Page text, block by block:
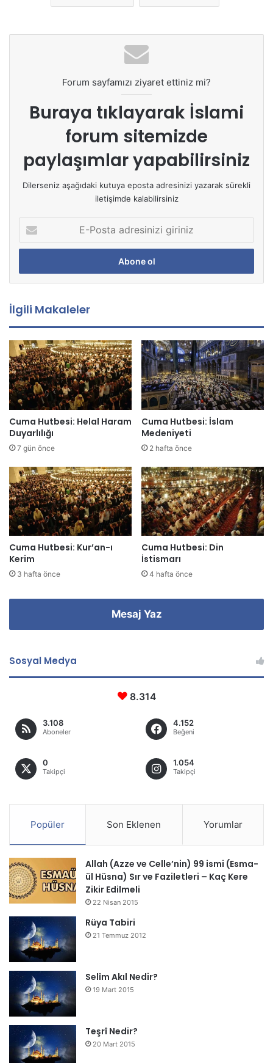
Forum sayfamızı ziyaret ettiniz mi?
Buraya tıklayarak İslami
forum sitemizde
paylaşımlar yapabilirsiniz
Dilerseniz aşağıdaki kutuya eposta adresinizi yazarak sürekli
iletişimde kalabilirsiniz
P
s
a
d
r
e
s
i
n
i
i
g
r
i
n
i
z
İlgili Makaleler
Cuma Hutbesi: Helal Haram
Duyarlılığı
7 gün önce
Cuma Hutbesi: İslam
Medeniyeti
2 hafta önce
Cuma Hutbesi: Kur’an-ı
Kerim
3 hafta önce
Cuma Hutbesi: Din
İstismarı
4 hafta önce
Mesaj Yaz
Sosyal Medya
8.314
3.108
Aboneler
4.152
Beğeni
0
Takipçi
1.054
Takipçi
Popüler Son Eklenen Yorumlar
Allah (Azze ve Celle’nin) 99 ismi (Esma-
ül Hüsna) Sır ve Faziletleri – Kaç Kere
Zikir Edilmeli
22 Nisan 2015
Rüya Tabiri
21 Temmuz 2012
Selîm Akıl Nedir?
19 Mart 2015
Teşrî Nedir?
20 Mart 2015